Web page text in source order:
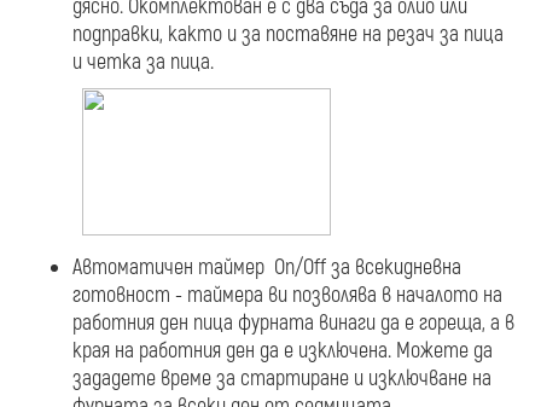
дясно. Окомплектован е с два съда за олио или
подправки, както и за поставяне на резач за пица
и четка за пица.
Автоматичен таймер On/Off за всекидневна
готовност - таймера ви позволява в началото на
работния ден пица фурната винаги да е гореща, а в
края на работния ден да е изключена. Можете да
зададете време за стартиране и изключване на